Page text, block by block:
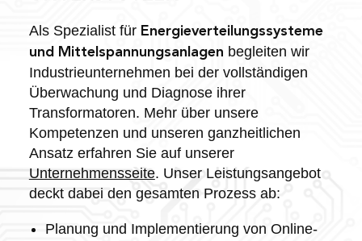
Als Spezialist für Energieverteilungssysteme
und Mittelspannungsanlagen begleiten wir
Industrieunternehmen bei der vollständigen
Überwachung und Diagnose ihrer
Transformatoren. Mehr über unsere
Kompetenzen und unseren ganzheitlichen
Ansatz erfahren Sie auf unserer
Unternehmensseite. Unser Leistungsangebot
deckt dabei den gesamten Prozess ab:
Planung und Implementierung von Online-